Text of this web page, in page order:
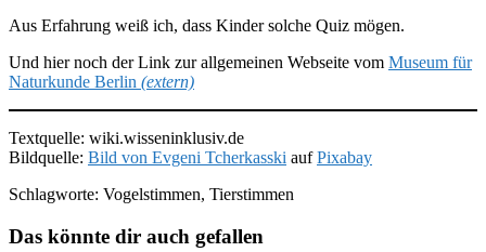
Aus Erfahrung weiß ich, dass Kinder solche Quiz mögen.
Und hier noch der Link zur allgemeinen Webseite vom Museum für
Naturkunde Berlin (extern)
Textquelle: wiki.wisseninklusiv.de
Bildquelle: Bild von Evgeni Tcherkasski aufPixabay
Schlagworte: Vogelstimmen, Tierstimmen
Das könnte dir auch gefallen